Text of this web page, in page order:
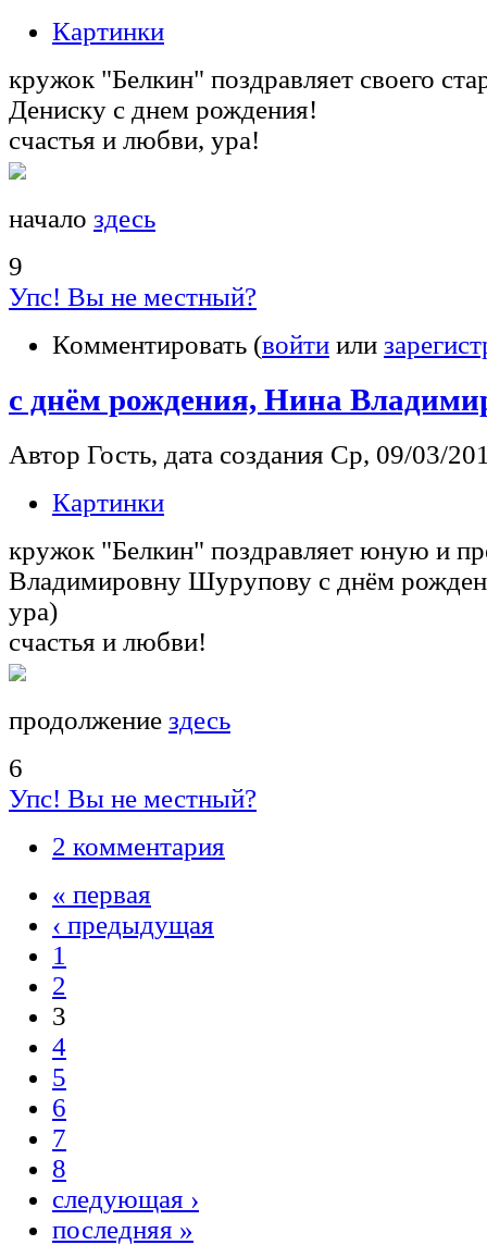
Картинки
кружок "Белкин" поздравляет своего
Дениску с днем рождения!
счастья и любви, ура!
начало здесь
9
Упс! Вы не местный?
Комментировать (войти или
с днём рождения, Нина
Автор Гость, дата создания Ср, 09/03/
Картинки
кружок "Белкин" поздравляет юную и
Владимировну Шурупову с днём
ура)
счастья и любви!
продолжение здесь
6
Упс! Вы не местный?
2 комментария
« первая
‹ предыдущая
1
2
3
4
5
6
7
8
следующая ›
последняя »